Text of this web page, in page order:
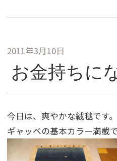
2011年3月10日
お金持ちに
今日は、爽やかな絨毯です。
ギャッベの基本カラー満載